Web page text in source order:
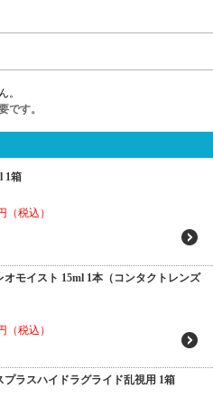
。
です。
1箱
（税込）
オモイスト 15ml 1本（コンタクトレンズ
（税込）
プラスハイドラグライド乱視用 1箱